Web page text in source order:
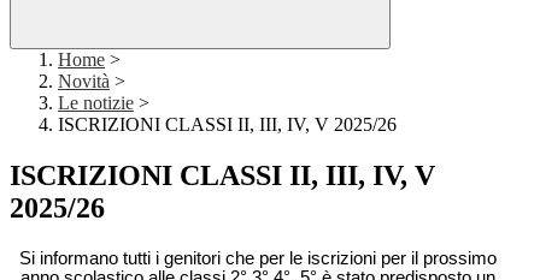
Home >
Novità >
Le notizie >
ISCRIZIONI CLASSI II, III, IV, V 2025/26
ISCRIZIONI CLASSI II, III, IV, V
2025/26
Si informano tutti i genitori che per le iscrizioni per il prossimo